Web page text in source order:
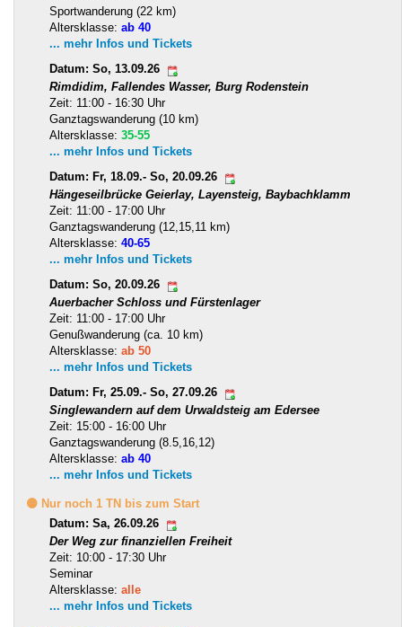
Sportwanderung (22 km)
Altersklasse: ab 40
... mehr Infos und Tickets
Datum: So, 13.09.26
Rimdidim, Fallendes Wasser, Burg Rodenstein
Zeit: 11:00 - 16:30 Uhr
Ganztagswanderung (10 km)
Altersklasse: 35-55
... mehr Infos und Tickets
Datum: Fr, 18.09.- So, 20.09.26
Hängeseilbrücke Geierlay, Layensteig, Baybachklamm
Zeit: 11:00 - 17:00 Uhr
Ganztagswanderung (12,15,11 km)
Altersklasse: 40-65
... mehr Infos und Tickets
Datum: So, 20.09.26
Auerbacher Schloss und Fürstenlager
Zeit: 11:00 - 17:00 Uhr
Genußwanderung (ca. 10 km)
Altersklasse: ab 50
... mehr Infos und Tickets
Datum: Fr, 25.09.- So, 27.09.26
Singlewandern auf dem Urwaldsteig am Edersee
Zeit: 15:00 - 16:00 Uhr
Ganztagswanderung (8.5,16,12)
Altersklasse: ab 40
... mehr Infos und Tickets
🟡 Nur noch 1 TN bis zum Start
Datum: Sa, 26.09.26
Der Weg zur finanziellen Freiheit
Zeit: 10:00 - 17:30 Uhr
Seminar
Altersklasse: alle
... mehr Infos und Tickets